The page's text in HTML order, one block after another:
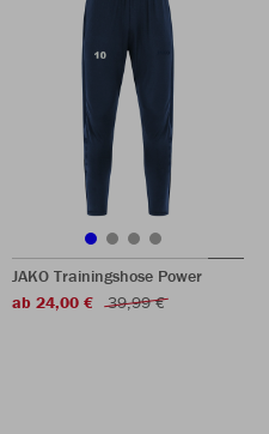
JAKO Trainingshose Power
ab 24,00 €
39,99 €